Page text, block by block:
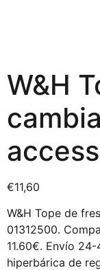
W&H
€11,60
W&H Tope de
01312500.
11.60€. Envío
hiperbárica de